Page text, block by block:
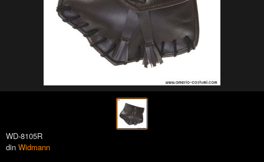
WD-8105R
din Widmann